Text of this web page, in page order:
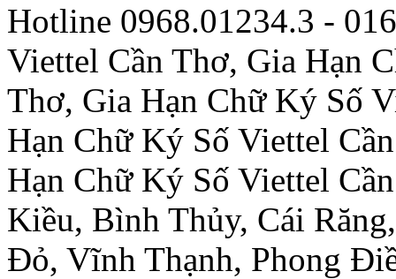
Hotline 0968.01234.3 -
Viettel Cần Thơ, Gia Hạn
Thơ, Gia Hạn Chữ Ký Số
Hạn Chữ Ký Số Viettel
Hạn Chữ Ký Số Viettel
Kiều, Bình Thủy, Cái
Đỏ, Vĩnh Thạnh, Phong